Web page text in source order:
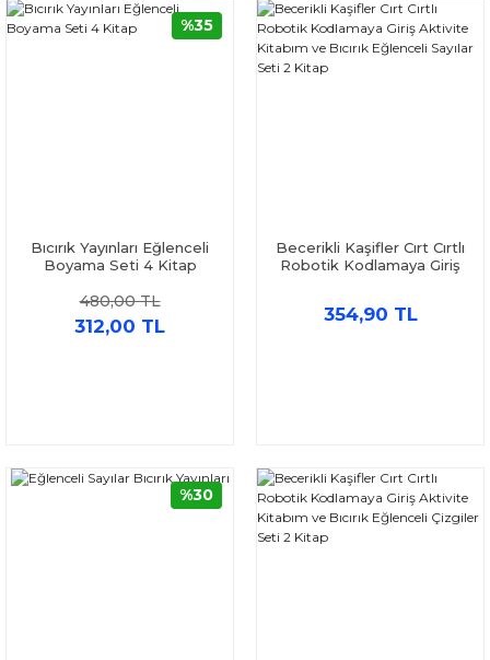
Bıcırık Yayınları Eğlenceli
Boyama Seti 4 Kitap
480,00 TL
312,00 TL
%35
Becerikli Kaşifler Cırt Cırtlı
Robotik Kodlamaya Giriş
Kitap
354,90 TL
%30